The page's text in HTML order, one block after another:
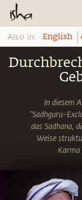
Also in: English
In diesem
"Sadhguru-
das Sadhana,
Weise
Karma